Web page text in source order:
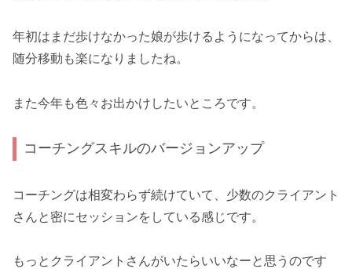
年初はまだ歩けなかった娘が歩けるようになってからは、
随分移動も楽になりましたね。
また今年も色々お出かけしたいところです。
コーチングスキルのバージョンアップ
コーチングは相変わらず続けていて、少数のクライアント
さんと密にセッションをしている感じです。
もっとクライアントさんがいたらいいなーと思うのです